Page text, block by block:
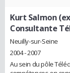
Kurt Salmon
Consultante
Neuilly-sur-Seine
2004 - 2007
Au sein du pôle